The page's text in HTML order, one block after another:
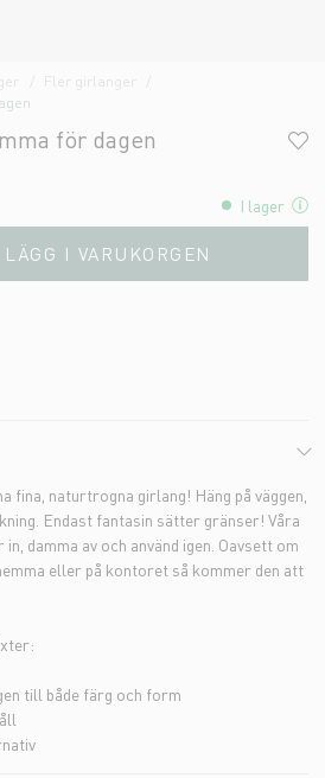
för dagen
I lager
LÄGG I VARUKORGEN
fina, naturtrogna girlang! Häng på väggen,
Endast fantasin sätter gränser! Våra
damma av och använd igen. Oavsett om
eller på kontoret så kommer den att
till både färg och form